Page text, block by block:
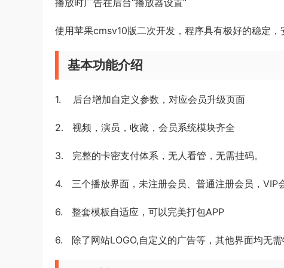
播放时广告在后台“播放器设置“
使用苹果cmsv10版二次开发，程序具有极好的稳定，
基本功能介绍
1. 后台增加自定义参数，对应会员升级页面
2. 视频，演员，收藏，会员系统模块齐全
3. 完整的卡密支付体系，无人看管，无需挂码。
4. 三个播放界面，未注册会员、普通注册会员，VIP
6. 整套模板自适应，可以完美打包APP
6. 除了网站LOGO,自定义的广告等，其他界面均无